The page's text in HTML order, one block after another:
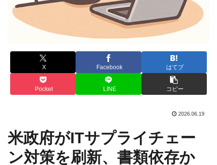
X Facebook はてブ
Pocket LINE コピー
2026.06.19
米政府がITサプライチェー
ン対策を刷新、書類依存か